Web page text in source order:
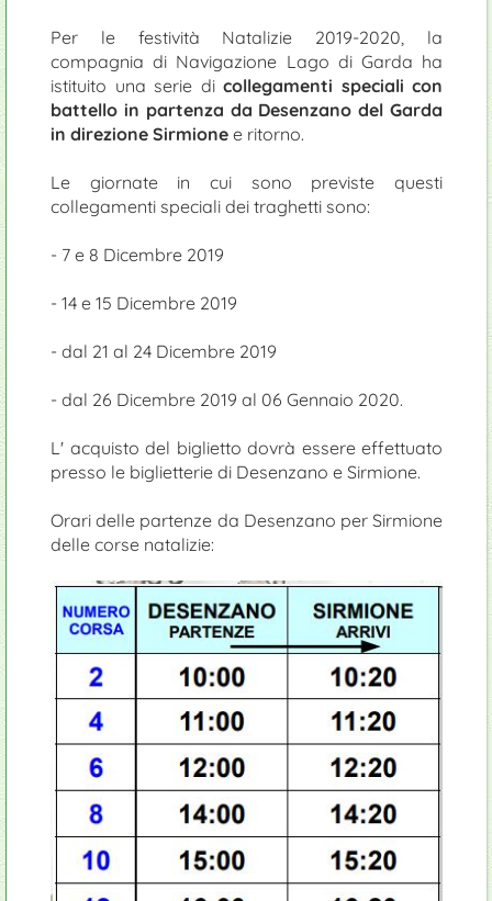
Per le festività Natalizie 2019-2020, la
compagnia di Navigazione Lago di Garda ha
istituito una serie di collegamenti speciali con
battello in partenza da Desenzano del Garda
in direzione Sirmione e ritorno.
Le giornate in cui sono previste questi
collegamenti speciali dei traghetti sono:
- 7 e 8 Dicembre 2019
- 14 e 15 Dicembre 2019
- dal 21 al 24 Dicembre 2019
- dal 26 Dicembre 2019 al 06 Gennaio 2020.
L' acquisto del biglietto dovrà essere effettuato
presso le biglietterie di Desenzano e Sirmione.
Orari delle partenze da Desenzano per Sirmione
delle corse natalizie: